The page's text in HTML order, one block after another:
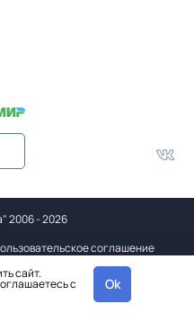
2006 - 2026
соглашение
сайт.
с Ok